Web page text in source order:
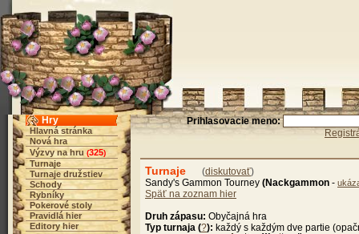
Hry
Hlavná stránka
Nová hra
Výzvy na hru (325)
Turnaje
Turnaje družstiev
Schody
Rybníky
Pokerové stoly
Pravidlá hier
Editory hier
Prihlasovacie meno:
Turnaje (diskutovať)
Sandy's Gammon Tourney (Nackgammon -
Späť na zoznam hier
Druh zápasu: Obyčajná hra
Typ turnaja (?): každý s každým dve partie